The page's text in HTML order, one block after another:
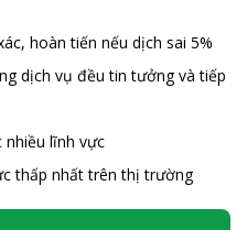
hoàn tiến nếu dịch sai 5%
dịch vụ đều tin tưởng và tiếp
lĩnh vực
thấp nhất trên thị trường